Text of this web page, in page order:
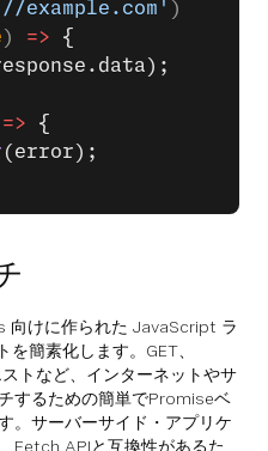
example.com' )
) => {
=> {
(error);
向けに作られた JavaScript ラ
簡素化します。GET、
トなど、インターネットやサ
するための簡単でPromiseベ
。サーバーサイド・アプリケ
Fetch APIと互換性があるた